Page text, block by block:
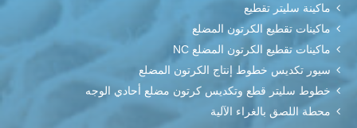
ماكينة سليتر تقطيع
ماكينات تقطيع الكرتون المضلع
ماكينات تقطيع الكرتون المضلع NC
سيور تكديس خطوط إنتاج الكرتون المضلع
خطوط سليتر قطع وتكديس كرتون مضلع أحادي الوجه
محطة اللصق بالغراء الآلية